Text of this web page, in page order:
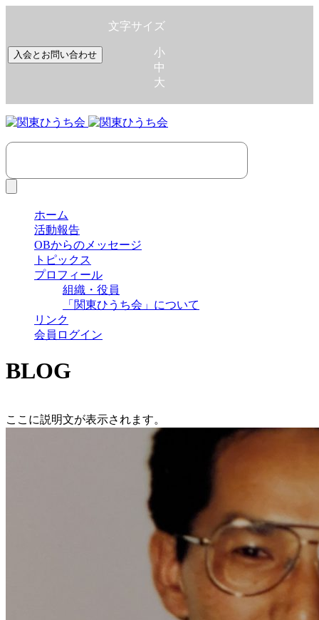
入会とお問い合わせ
文字サイズ
小
中
大
ホーム
活動報告
OBからのメッセージ
トピックス
プロフィール
組織・役員
「関東ひうち会」について
リンク
会員ログイン
BLOG
ここに説明文が表示されます。